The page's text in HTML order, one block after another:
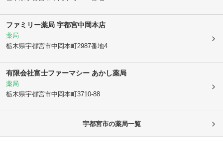
ファミリー薬局 宇都宮中岡本店
薬局
栃木県宇都宮市中岡本町2987番地4
有限会社富士ファーマシー あかし薬局
薬局
栃木県宇都宮市中岡本町3710-88
宇都宮市の薬局一覧